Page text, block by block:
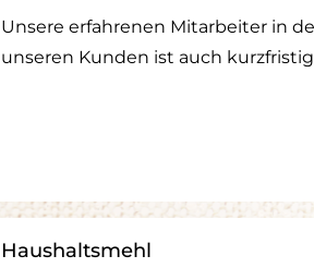
Unsere erfahrenen Mitarbeiter in
unseren Kunden ist auch
Haushaltsmehl